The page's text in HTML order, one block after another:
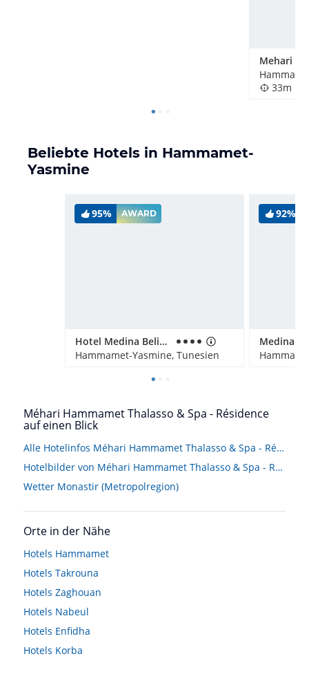
Mehari
33m
Beliebte Hotels in Hammamet-
Yasmine
95% AWARD
Hotel Medina Belisaire & Thalasso
Hammamet-Yasmine, Tunesien
92%
Méhari Hammamet Thalasso & Spa - Résidence
auf einen Blick
Alle Hotelinfos Méhari Hammamet Thalasso & Spa - Résidence
Hotelbilder von Méhari Hammamet Thalasso & Spa - Résidence
Wetter Monastir (Metropolregion)
Orte in der Nähe
Hotels Hammamet
Hotels Takrouna
Hotels Zaghouan
Hotels Nabeul
Hotels Enfidha
Hotels Korba